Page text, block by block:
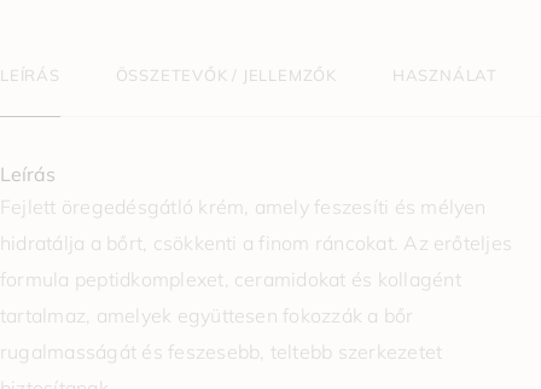
LEÍRÁS ÖSSZETEVŐK / JELLEMZŐK HASZNÁLAT
Leírás
Fejlett öregedésgátló krém, amely feszesíti és mélyen
hidratálja a bőrt, csökkenti a finom ráncokat. Az erőteljes
formula peptidkomplexet, ceramidokat és kollagént
tartalmaz, amelyek együttesen fokozzák a bőr
rugalmasságát és feszesebb, teltebb szerkezetet